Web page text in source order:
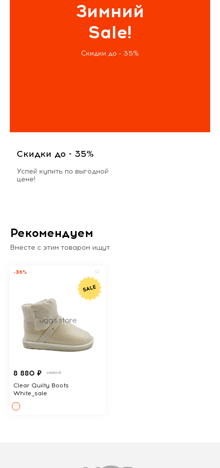
Зимний
Sale!
Скидки до - 35%
Скидки до - 35%
Успей купить по выгодной
цене!
Рекомендуем
Вместе с этим товаром ищут
-36%
8 880 ₽ 13690 ₽
Clear Quilty Boots
White_sale